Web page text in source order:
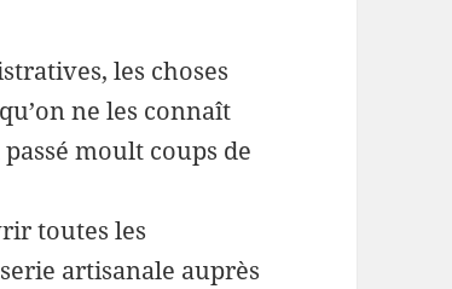
les choses
ne les connaît
moult coups de
toutes les
artisanale auprès